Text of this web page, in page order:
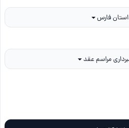
استان فارس